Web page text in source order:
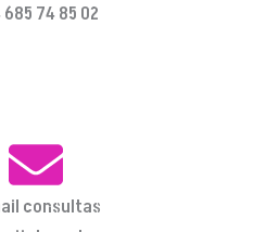
685 74 85 02
consultas